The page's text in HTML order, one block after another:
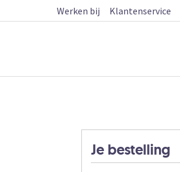
Werken bij Klantenservice
Je bestelling